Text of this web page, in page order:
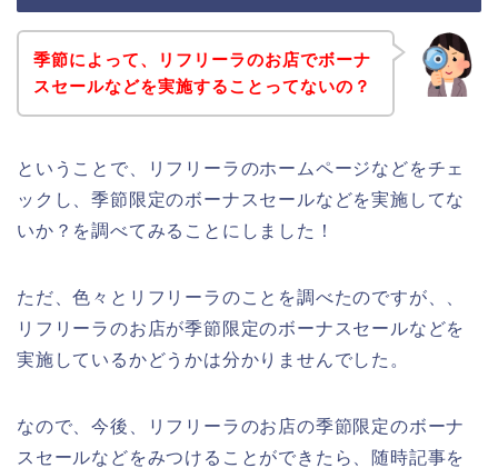
季節によって、リフリーラのお店でボーナ
スセールなどを実施することってないの？
ということで、リフリーラのホームページなどをチェ
ックし、季節限定のボーナスセールなどを実施してな
いか？を調べてみることにしました！
ただ、色々とリフリーラのことを調べたのですが、、
リフリーラのお店が季節限定のボーナスセールなどを
実施しているかどうかは分かりませんでした。
なので、今後、リフリーラのお店の季節限定のボーナ
スセールなどをみつけることができたら、随時記事を